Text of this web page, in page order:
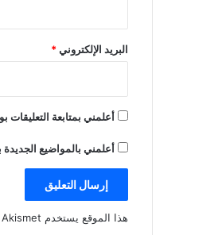
البريد الإلكتروني*
أعلمني بمتابعة التعليقات
أعلمني بالمواضيع الجديدة
هذا الموقع يستخدم Akismet للحدّ من التعليقات المزعجة والغير مرغوبة.